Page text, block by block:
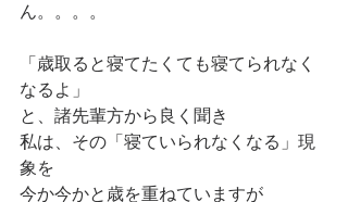
ん。。。。
「歳取ると寝てたくても寝てられなく
なるよ」
と、諸先輩方から良く聞き
私は、その「寝ていられなくなる」現
象を
今か今かと歳を重ねていますが